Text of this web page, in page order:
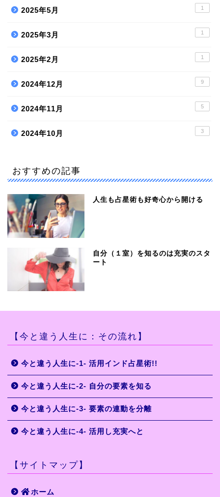
2025年5月 1
2025年3月 1
2025年2月 1
2024年12月 9
2024年11月 5
2024年10月 3
おすすめの記事
人生も占星術も好奇心から開ける
自分（１室）を知るのは充実のスタ
ート
【今と違う人生に：その流れ】
今と違う人生に-1- 活用インド占星術!!
今と違う人生に-2- 自分の要素を知る
今と違う人生に-3- 要素の連動を分離
今と違う人生に-4- 活用し充実へと
【サイトマップ】
ホーム